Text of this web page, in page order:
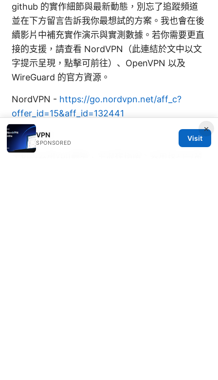
github 的實作細節與最新動態，別忘了追蹤頻道
並在下方留言告訴我你最想試的方案。我也會在後
續影片中補充實作演示與實測數據。若你需要更直
接的支援，請查看 NordVPN（此連結於文中以文
字提示呈現，點擊可前往）、OpenVPN 以及
WireGuard 的官方資源。
NordVPN - https://go.nordvpn.net/aff_c?
offer_id=15&aff_id=132441
Sources:
手机怎么用vpn翻墙：全流程指南、实用技巧与常
×
VPN
SPONSORED
Visit